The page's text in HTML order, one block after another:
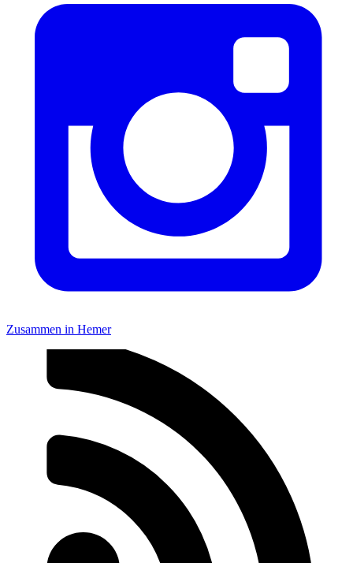
Zusammen in Hemer